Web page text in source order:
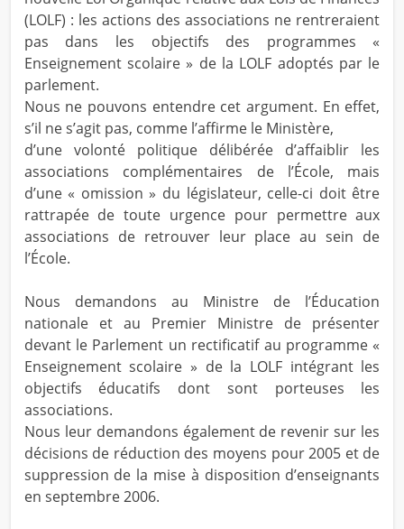
(LOLF) : les actions des associations ne rentreraient
pas dans les objectifs des programmes «
Enseignement scolaire » de la LOLF adoptés par le
parlement.
Nous ne pouvons entendre cet argument. En effet,
s’il ne s’agit pas, comme l’affirme le Ministère,
d’une volonté politique délibérée d’affaiblir les
associations complémentaires de l’École, mais
d’une « omission » du législateur, celle-ci doit être
rattrapée de toute urgence pour permettre aux
associations de retrouver leur place au sein de
l’École.
Nous demandons au Ministre de l’Éducation
nationale et au Premier Ministre de présenter
devant le Parlement un rectificatif au programme «
Enseignement scolaire » de la LOLF intégrant les
objectifs éducatifs dont sont porteuses les
associations.
Nous leur demandons également de revenir sur les
décisions de réduction des moyens pour 2005 et de
suppression de la mise à disposition d’enseignants
en septembre 2006.